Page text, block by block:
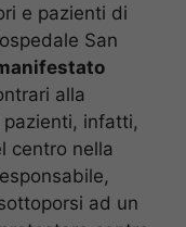
e pazienti di
San
alla
infatti,
centro nella
ad un